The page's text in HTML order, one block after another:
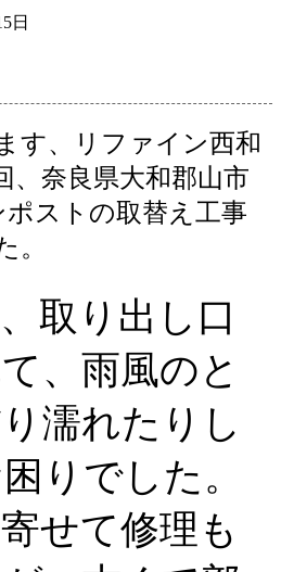
日
す、リファイン西和
、奈良県大和郡山市
ストの取替え工事
。
取り出し口
、雨風のと
濡れたりし
りでした。
せて修理も